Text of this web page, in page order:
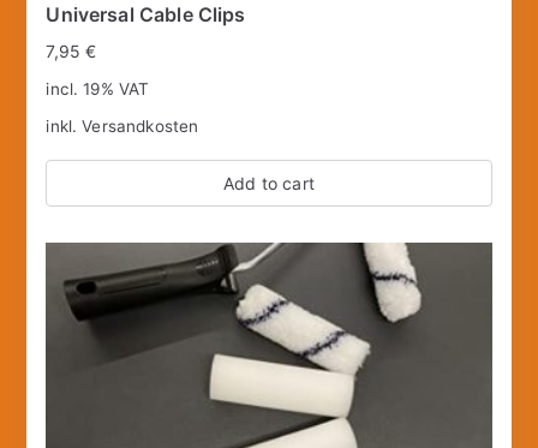
Universal Cable Clips
7,95€
incl. 19% VAT
inkl.Versandkosten
Add to cart